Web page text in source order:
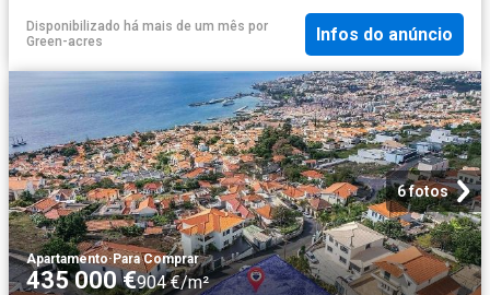
Disponibilizado há mais de um mês por
Green-acres
Infos do anúncio
6 fotos
Apartamento·Para Comprar
435 000 €904 €/m²